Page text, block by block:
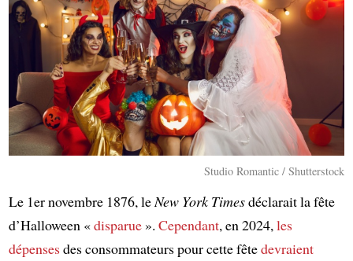
Studio Romantic / Shutterstock
Le 1er novembre 1876, le New York Timesdéclarait la fête
d’Halloween «disparue». Cependant, en 2024, les
dépensesdes consommateurs pour cette fêtedevraient